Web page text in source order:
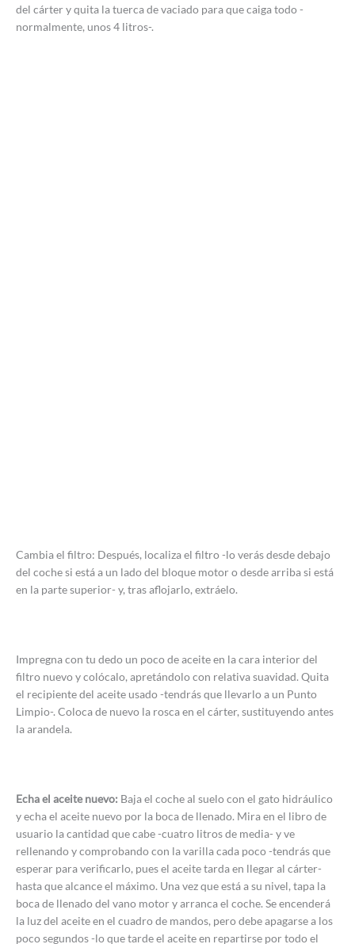
del cárter y quita la tuerca de vaciado para que caiga todo -
normalmente, unos 4 litros-.
Cambia el filtro: Después, localiza el filtro -lo verás desde debajo
del coche si está a un lado del bloque motor o desde arriba si está
en la parte superior- y, tras aflojarlo, extráelo.
Impregna con tu dedo un poco de aceite en la cara interior del
filtro nuevo y colócalo, apretándolo con relativa suavidad. Quita
el recipiente del aceite usado -tendrás que llevarlo a un Punto
Limpio-. Coloca de nuevo la rosca en el cárter, sustituyendo antes
la arandela.
Echa el aceite nuevo: Baja el coche al suelo con el gato hidráulico
y echa el aceite nuevo por la boca de llenado. Mira en el libro de
usuario la cantidad que cabe -cuatro litros de media- y ve
rellenando y comprobando con la varilla cada poco -tendrás que
esperar para verificarlo, pues el aceite tarda en llegar al cárter-
hasta que alcance el máximo. Una vez que está a su nivel, tapa la
boca de llenado del vano motor y arranca el coche. Se encenderá
la luz del aceite en el cuadro de mandos, pero debe apagarse a los
poco segundos -lo que tarde el aceite en repartirse por todo el